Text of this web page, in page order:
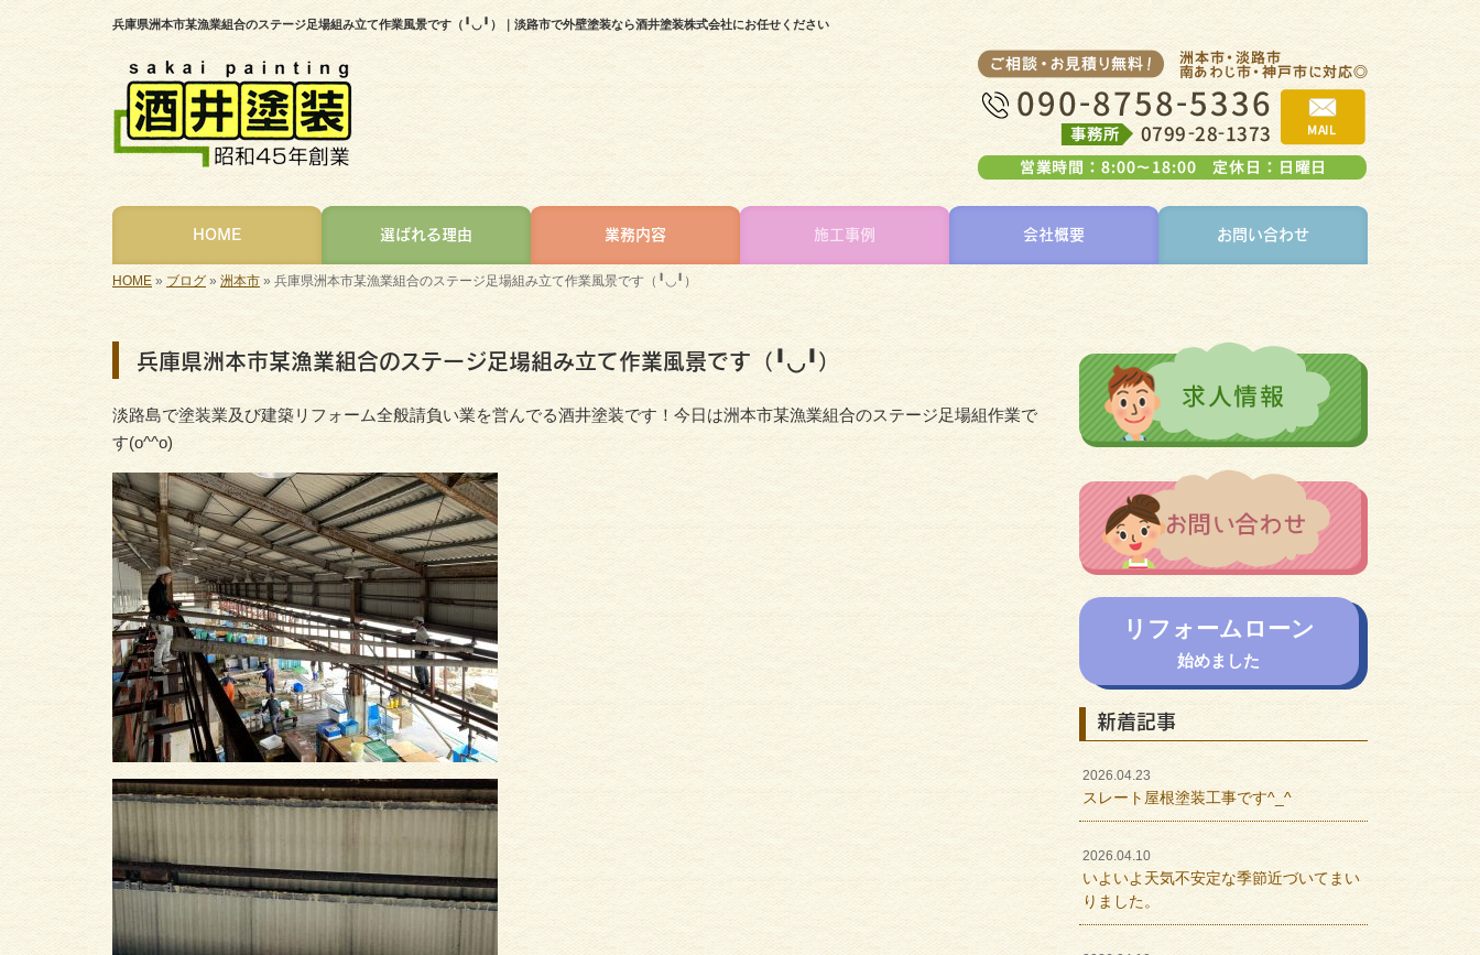
兵庫県洲本市某漁業組合のステージ足場組み立て作業風景です（╹◡╹）｜淡路市で外壁塗装なら酒井塗装株式会社にお任せください
HOME 選ばれる理由 業務内容 施工事例 会社概要 お問い合わせ
HOME » ブログ » 洲本市 »兵庫県洲本市某漁業組合のステージ足場組み立て作業風景です（╹◡╹）
兵庫県洲本市某漁業組合のステージ足場組み立て作業風景です（╹◡╹）
淡路島で塗装業及び建築リフォーム全般請負い業を営んでる酒井塗装です！今日は洲本市某漁業組合のステージ足場組作業で
す(o^^o)
リフォームローン
始めました
新着記事
2026.04.23
スレート屋根塗装工事です^_^
2026.04.10
いよいよ天気不安定な季節近づいてまい
りました。